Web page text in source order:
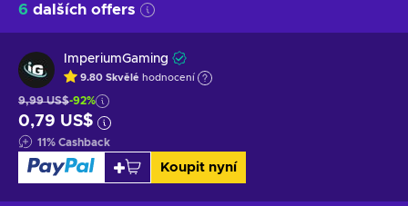
6 dalších offers
ImperiumGaming
9.80 Skvělé hodnocení
9,99 US$-92%
0,79 US$
11% Cashback
Koupit nyní